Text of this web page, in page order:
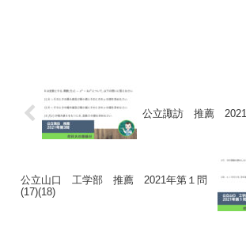
公立諏訪 推薦 2021
公立山口 工学部 推薦 2021年第１問
(17)(18)